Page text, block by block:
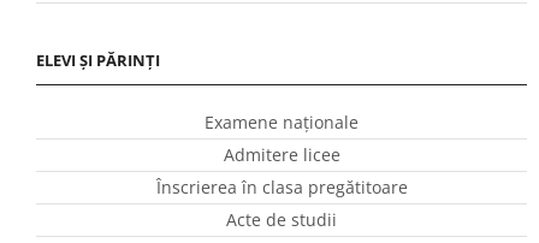
ELEVI ȘI PĂRINȚI
Examene naționale
Admitere licee
Înscrierea în clasa pregătitoare
Acte de studii